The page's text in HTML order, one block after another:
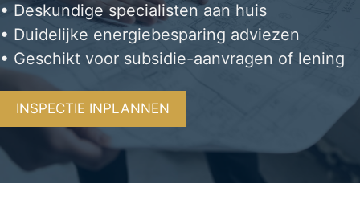
• Deskundige specialisten aan huis
• Duidelijke energiebesparing adviezen
• Geschikt voor subsidie-aanvragen of lening
INSPECTIE INPLANNEN